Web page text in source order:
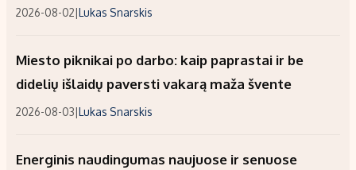
2026-08-02|Lukas Snarskis
Miesto piknikai po darbo: kaip paprastai ir be
didelių išlaidų paversti vakarą maža švente
2026-08-03|Lukas Snarskis
Energinis naudingumas naujuose ir senuose